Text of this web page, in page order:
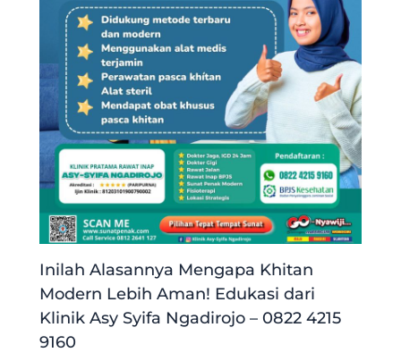
Inilah Alasannya Mengapa Khitan
Modern Lebih Aman! Edukasi dari
Klinik Asy Syifa Ngadirojo – 0822 4215
9160